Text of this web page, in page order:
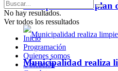
ideas para futuro plan
Municipalidad realiza
No hay resultados.
Ver todos los ressultados
Inicio
Programación
Quienes somos
Ubicación